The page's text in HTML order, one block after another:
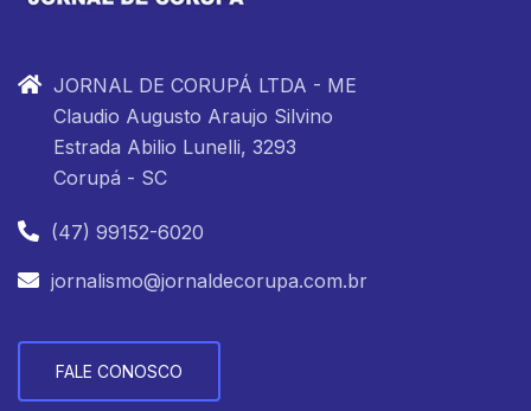
JORNAL DE CORUPÁ LTDA - ME
Claudio Augusto Araujo Silvino
Estrada Abilio Lunelli, 3293
Corupá - SC
(47) 99152-6020
jornalismo@jornaldecorupa.com.br
FALE CONOSCO